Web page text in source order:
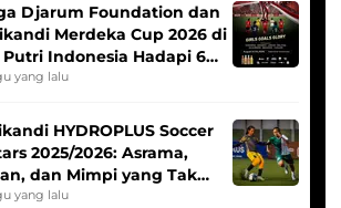
Djarum Foundation dan
Merdeka Cup 2026 di
Putri Indonesia Hadapi 6
yang lalu
HYDROPLUS Soccer
2025/2026: Asrama,
dan Mimpi yang Tak
yang lalu